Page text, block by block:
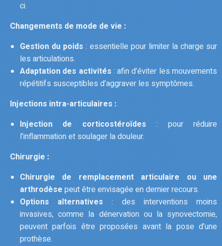
ci.
Changements de mode de vie :
Gestion du poids : essentielle pour limiter la charge sur
les articulations.
Adaptation des activités : afin d’éviter les mouvements
répétitifs susceptibles d’aggraver les symptômes.
Injections intra-articulaires :
Injection de corticostéroïdes : pour réduire
l’inflammation et soulager la douleur.
Chirurgie :
Chirurgie de remplacement articulaire ou une
arthrodèse peut être envisagée en dernier recours.
Options alternatives : des interventions moins
invasives, comme la dénervation ou la synovectomie,
peuvent parfois être proposées avant la pose d’une
prothèse.